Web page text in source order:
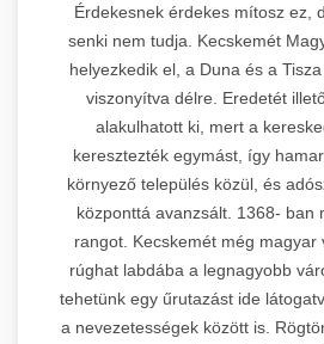
Érdekesnek érdekes mítosz ez,
senki nem tudja. Kecskemét
helyezkedik el, a Duna és a
viszonyítva délre. Eredetét
alakulhatott ki, mert a
keresztezték egymást, így
környező település közül, és
központtá avanzsált. 1368- ban
rangot. Kecskemét még magyar
rúghat labdába a legnagyobb
tehetünk egy űrutazást ide
a nevezetességek között is.